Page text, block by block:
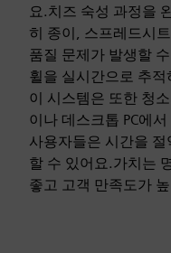
요.치즈 숙성 과정을
히 종이, 스프레드시
품질 문제가 발생할
휠을 실시간으로 추
이 시스템은 또한 청
이나 데스크톱 PC에
사용자들은 시간을
할 수 있어요.가치는
좋고 고객 만족도가